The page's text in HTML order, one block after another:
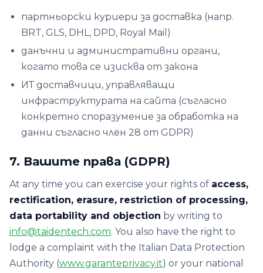
партньорски куриери за доставка (напр.
BRT, GLS, DHL, DPD, Royal Mail)
данъчни и административни органи,
когато това се изисква от закона
ИТ доставчици, управляващи
инфраструктурата на сайта (съгласно
конкретно споразумение за обработка на
данни съгласно член 28 от GDPR)
7. Вашите права (GDPR)
At any time you can exercise your rights of access,
rectification, erasure, restriction of processing,
data portability and objection by writing to
info@taidentech.com. You also have the right to
lodge a complaint with the Italian Data Protection
Authority (www.garanteprivacy.it) or your national